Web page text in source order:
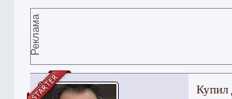
Реклама
Купил